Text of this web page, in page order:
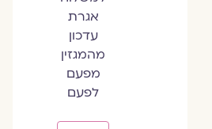
אגרת
עדכון
מהמגזין
מפעם
לפעם